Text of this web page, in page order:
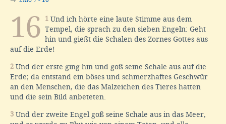
16 1 Und ich hörte eine laute Stimme aus dem
Tempel, die sprach zu den sieben Engeln: Geht
hin und gießt die Schalen des Zornes Gottes aus
auf die Erde!
2 Und der erste ging hin und goß seine Schale aus auf die
Erde; da entstand ein böses und schmerzhaftes Geschwür
an den Menschen, die das Malzeichen des Tieres hatten
und die sein Bild anbeteten.
3 Und der zweite Engel goß seine Schale aus in das Meer,